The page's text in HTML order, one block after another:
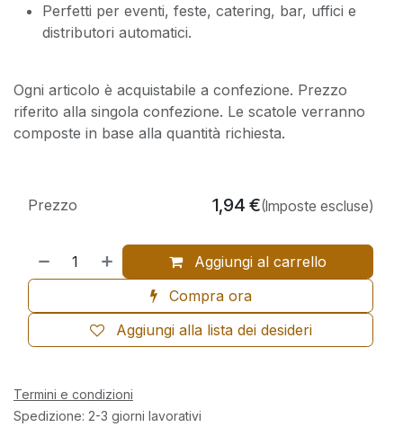
Perfetti per eventi, feste, catering, bar, uffici e
distributori automatici.
Ogni articolo è acquistabile a confezione. Prezzo
riferito alla singola confezione. Le scatole verranno
composte in base alla quantità richiesta.
Aggiungi al carrello
Compra ora
Aggiungi alla lista dei desideri
Prezzo 1,94 €(Imposte escluse)
Termini e condizioni
Spedizione: 2-3 giorni lavorativi